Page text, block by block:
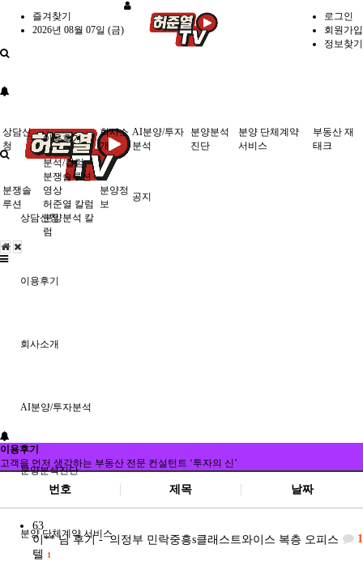
즐겨찾기
2026년 08월 07일 (금)
로그인
회원가입
정보찾기
상담신청
이용후기
회사소개
AI분양/투자분석
분양분석진단
분양 단체계약 서비스
상담신
청
이용후기
회사소
개
AI분양/투자
분석
분양분석
진단
분양 단체계약
서비스
부동산 재
태크
분쟁솔
루션
분석/칼럼
분쟁솔루션
영상
허준열 칼럼
분양분석 칼
럼
분양정
보
공지
이용후기
고객을 먼저 생각하는 부동산 전문 컨설턴트 ‘투자의 신’
번호 제목 날짜
63
1
이**님 후기 - 의정부 민락중흥s클래스트와이스 복층 오피스
텔
1